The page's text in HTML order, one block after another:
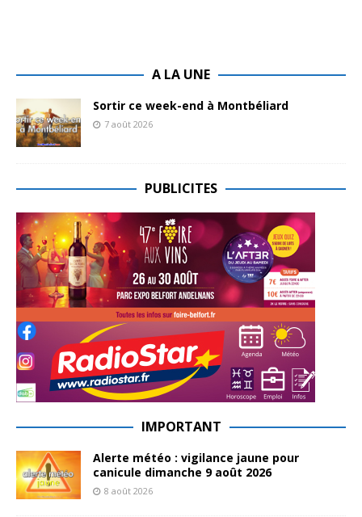
A LA UNE
Sortir ce week-end à Montbéliard
7 août 2026
PUBLICITES
IMPORTANT
Alerte météo : vigilance jaune pour
canicule dimanche 9 août 2026
8 août 2026